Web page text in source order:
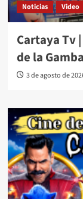
Noticias Video
Cartaya Tv
de la
3 de agosto de